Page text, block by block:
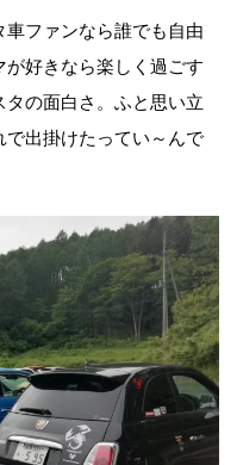
ファンなら誰でも自由
好きなら楽しく過ごす
の面白さ。ふと思い立
で出掛けたってい～んで